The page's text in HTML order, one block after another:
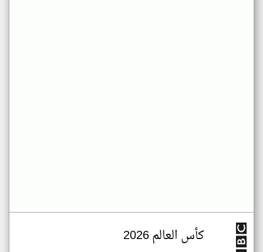
كأس العالم 2026